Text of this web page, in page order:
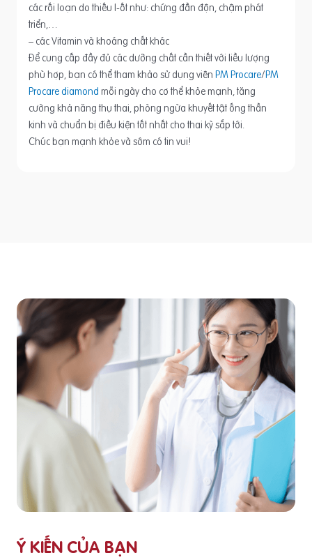
các rối loạn do thiếu I-ốt như: chứng đần độn, chậm phát
triển,…
– các Vitamin và khoáng chất khác
Để cung cấp đầy đủ các dưỡng chất cần thiết với liều lượng
phù hợp, bạn có thể tham khảo sử dụng viên PM Procare/PM
Procare diamond mỗi ngày cho cơ thể khỏe mạnh, tăng
cường khả năng thụ thai, phòng ngừa khuyết tật ống thần
kinh và chuẩn bị điều kiện tốt nhất cho thai kỳ sắp tới.
Chúc bạn mạnh khỏe và sớm có tin vui!
Ý KIẾN CỦA BẠN